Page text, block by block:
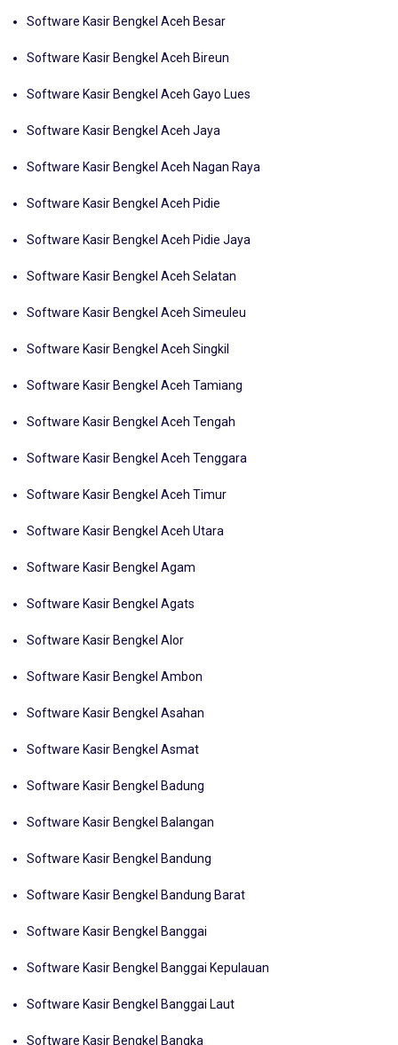
Software Kasir Bengkel Aceh Besar
Software Kasir Bengkel Aceh Bireun
Software Kasir Bengkel Aceh Gayo Lues
Software Kasir Bengkel Aceh Jaya
Software Kasir Bengkel Aceh Nagan Raya
Software Kasir Bengkel Aceh Pidie
Software Kasir Bengkel Aceh Pidie Jaya
Software Kasir Bengkel Aceh Selatan
Software Kasir Bengkel Aceh Simeuleu
Software Kasir Bengkel Aceh Singkil
Software Kasir Bengkel Aceh Tamiang
Software Kasir Bengkel Aceh Tengah
Software Kasir Bengkel Aceh Tenggara
Software Kasir Bengkel Aceh Timur
Software Kasir Bengkel Aceh Utara
Software Kasir Bengkel Agam
Software Kasir Bengkel Agats
Software Kasir Bengkel Alor
Software Kasir Bengkel Ambon
Software Kasir Bengkel Asahan
Software Kasir Bengkel Asmat
Software Kasir Bengkel Badung
Software Kasir Bengkel Balangan
Software Kasir Bengkel Bandung
Software Kasir Bengkel Bandung Barat
Software Kasir Bengkel Banggai
Software Kasir Bengkel Banggai Kepulauan
Software Kasir Bengkel Banggai Laut
Software Kasir Bengkel Bangka